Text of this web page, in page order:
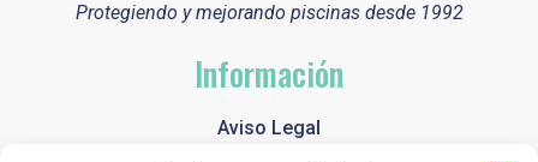
Protegiendo y mejorando piscinas desde 1992
Información
Aviso Legal